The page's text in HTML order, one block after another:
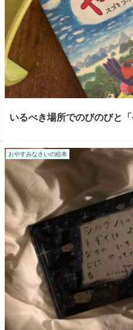
いるべき場所でのびのびと「
おやすみなさいの絵本